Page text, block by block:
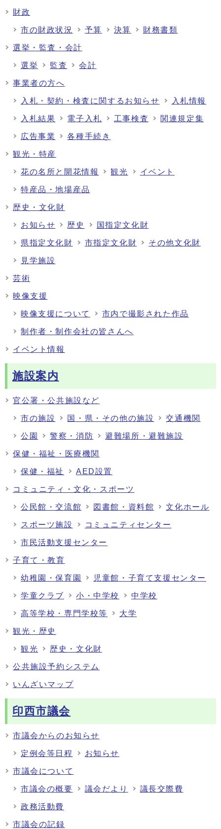
財政
市の財政状況 予算 決算 財務書類
選挙・監査・会計
選挙 監査 会計
事業者の方へ
入札・契約・検査に関するお知らせ 入札情報
入札結果 電子入札 工事検査 関連規定集
広告事業 各種手続き
観光・特産
花の名所と開花情報 観光 イベント
特産品・地場産品
歴史・文化財
お知らせ 歴史 国指定文化財
県指定文化財 市指定文化財 その他文化財
見学施設
芸術
映像支援
映像支援について 市内で撮影された作品
制作者・制作会社の皆さんへ
イベント情報
施設案内
官公署・公共施設など
市の施設 国・県・その他の施設 交通機関
公園 警察・消防 避難場所・避難施設
保健・福祉・医療機関
保健・福祉 AED設置
コミュニティ・文化・スポーツ
公民館・交流館 図書館・資料館 文化ホール
スポーツ施設 コミュニティセンター
市民活動支援センター
子育て・教育
幼稚園・保育園 児童館・子育て支援センター
学童クラブ 小・中学校 中学校
高等学校・専門学校等 大学
観光・歴史
観光 歴史・文化財
公共施設予約システム
いんざいマップ
印西市議会
市議会からのお知らせ
定例会等日程 お知らせ
市議会について
市議会の概要 議会だより 議長交際費
政務活動費
市議会の記録